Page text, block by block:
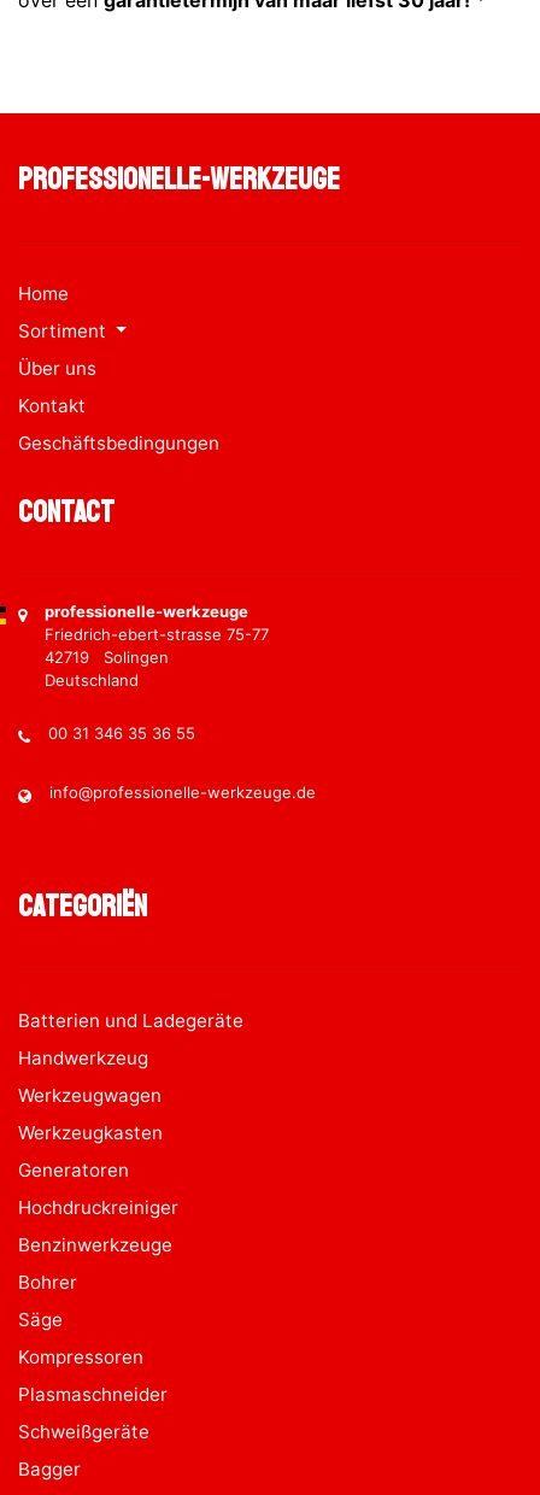
professionelle-werkzeuge
Home
Sortiment
Über uns
Kontakt
Geschäftsbedingungen
Contact
professionelle-werkzeuge
Friedrich-ebert-strasse 75-77
42719 Solingen
Deutschland
00 31 346 35 36 55
info@professionelle-werkzeuge.de
Categoriën
Batterien und Ladegeräte
Handwerkzeug
Werkzeugwagen
Werkzeugkasten
Generatoren
Hochdruckreiniger
Benzinwerkzeuge
Bohrer
Säge
Kompressoren
Plasmaschneider
Schweißgeräte
Bagger